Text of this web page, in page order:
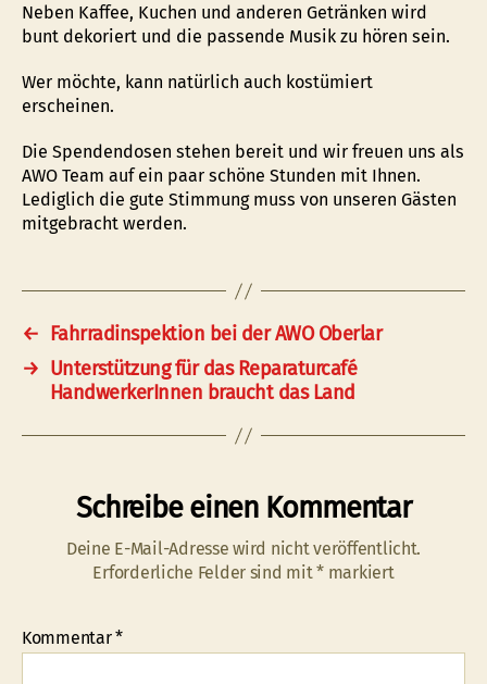
Neben Kaffee, Kuchen und anderen Getränken wird
bunt dekoriert und die passende Musik zu hören sein.
Wer möchte, kann natürlich auch kostümiert
erscheinen.
Die Spendendosen stehen bereit und wir freuen uns als
AWO Team auf ein paar schöne Stunden mit Ihnen.
Lediglich die gute Stimmung muss von unseren Gästen
mitgebracht werden.
← Fahrradinspektion bei der AWO Oberlar
→ Unterstützung für das Reparaturcafé
HandwerkerInnen braucht das Land
Schreibe einen Kommentar
Deine E-Mail-Adresse wird nicht veröffentlicht.
Erforderliche Felder sind mit* markiert
Kommentar*